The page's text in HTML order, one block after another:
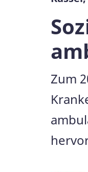
Zum